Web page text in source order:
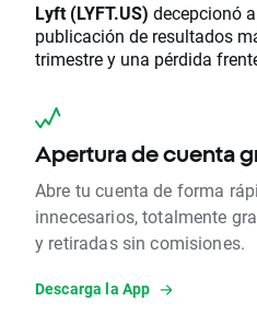
Lyft (LYFT.US) decepcionó
publicación de resultados
trimestre y una pérdida
Apertura de cuenta
Abre tu cuenta de forma
innecesarios, totalmente
y retiradas sin comisiones.
Descarga la App